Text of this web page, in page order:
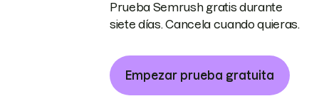
Prueba Semrush gratis durante
siete días. Cancela cuando quieras.
Empezar prueba gratuita